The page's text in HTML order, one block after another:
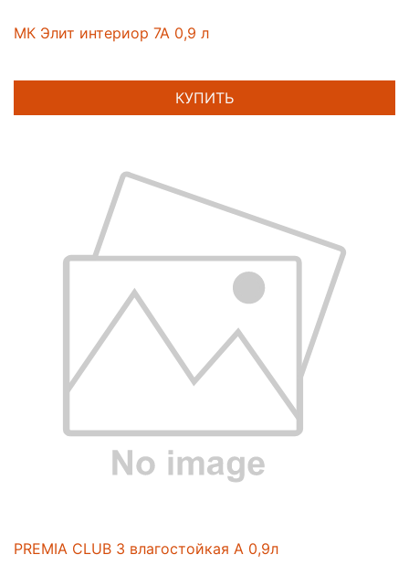
МК Элит интериор 7А 0,9 л
КУПИТЬ
PREMIA CLUB 3 влагостойкая А 0,9л